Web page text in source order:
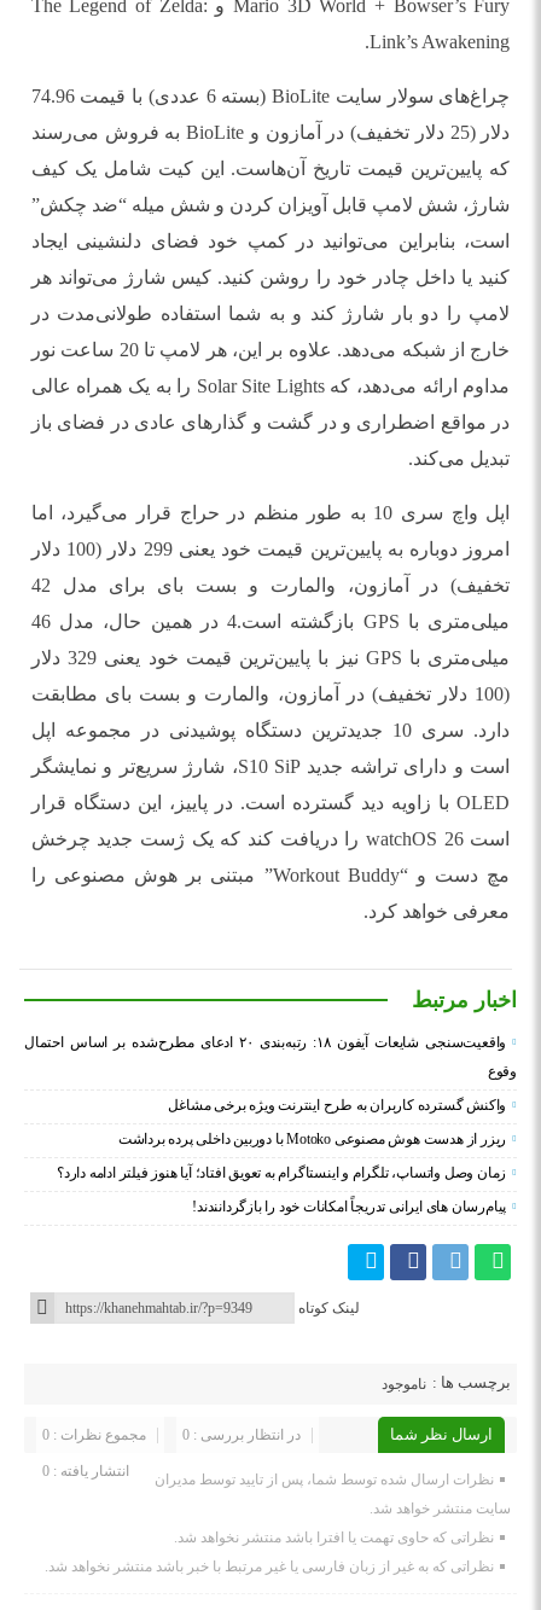
Mario 3D World + Bowser’s Fury و The Legend of Zelda:
Link’s Awakening.
چراغ‌های سولار سایت BioLite (بسته‌ 6 عددی) با قیمت 74.96
دلار (25 دلار تخفیف) در آمازون و BioLite به فروش می‌رسند
که پایین‌ترین قیمت تاریخ آن‌هاست. این کیت شامل یک کیف
شارژ، شش لامپ قابل آویزان کردن و شش میله “ضد چکش”
است، بنابراین می‌توانید در کمپ خود فضای دلنشینی ایجاد
کنید یا داخل چادر خود را روشن کنید. کیس شارژ می‌تواند هر
لامپ را دو بار شارژ کند و به شما استفاده طولانی‌مدت در
خارج از شبکه می‌دهد. علاوه بر این، هر لامپ تا 20 ساعت نور
مداوم ارائه می‌دهد، که Solar Site Lights را به یک همراه عالی
در مواقع اضطراری و در گشت و گذارهای عادی در فضای باز
تبدیل می‌کند.
اپل واچ سری 10 به طور منظم در حراج قرار می‌گیرد، اما
امروز دوباره به پایین‌ترین قیمت خود یعنی 299 دلار (100 دلار
تخفیف) در آمازون، والمارت و بست بای برای مدل 42
میلی‌متری با GPS بازگشته است.4 در همین حال، مدل 46
میلی‌متری با GPS نیز با پایین‌ترین قیمت خود یعنی 329 دلار
(100 دلار تخفیف) در آمازون، والمارت و بست بای مطابقت
دارد. سری 10 جدیدترین دستگاه پوشیدنی در مجموعه اپل
است و دارای تراشه جدید S10 SiP، شارژ سریع‌تر و نمایشگر
OLED با زاویه دید گسترده است. در پاییز، این دستگاه قرار
است watchOS 26 را دریافت کند که یک ژست جدید چرخش
مچ دست و “Workout Buddy” مبتنی بر هوش مصنوعی را
معرفی خواهد کرد.
اخبار مرتبط
واقعیت‌سنجی شایعات آیفون ۱۸: رتبه‌بندی ۲۰ ادعای مطرح‌شده بر اساس احتمال
وقوع
واکنش گسترده کاربران به طرح اینترنت ویژه برخی مشاغل
ریزر از هدست هوش مصنوعی Motoko با دوربین داخلی پرده برداشت
زمان وصل واتساپ، تلگرام و اینستاگرام به تعویق افتاد؛ آیا هنوز فیلتر ادامه دارد؟
پیام‌رسان‌ های ایرانی تدریجاً امکانات خود را بازگردانندند!
لینک کوتاه
برچسب ها : ناموجود
ارسال نظر شما مجموع نظرات : 0 در انتظار بررسی : 0
انتشار یافته : 0
نظرات ارسال شده توسط شما، پس از تایید توسط مدیران
سایت منتشر خواهد شد.
نظراتی که حاوی تهمت یا افترا باشد منتشر نخواهد شد.
نظراتی که به غیر از زبان فارسی یا غیر مرتبط با خبر باشد منتشر نخواهد شد.